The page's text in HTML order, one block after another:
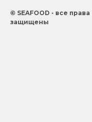
© SEAFOOD - все права
защищены